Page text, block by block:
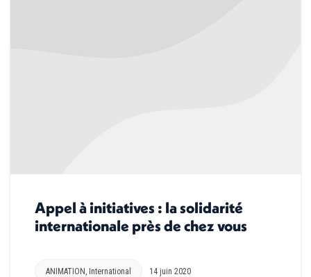
Appel à initiatives : la solidarité
internationale près de chez vous
ANIMATION International 14 juin 2020